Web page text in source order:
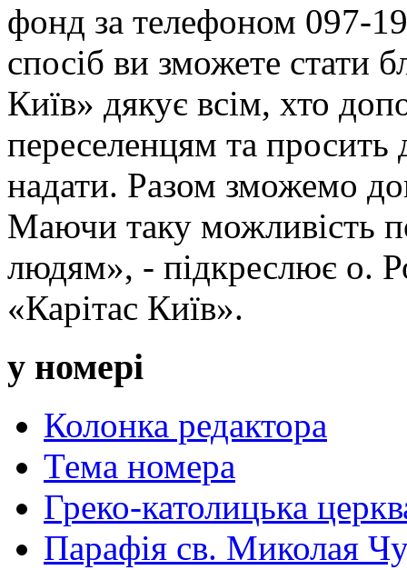
фонд за телефоном 097-
спосіб ви зможете стати
Київ» дякує всім, хто
переселенцям та
надати. Разом зможемо
Маючи таку можливість
людям», - підкреслює о.
«Карітас Київ».
у номері
Колонка редактора
Тема номера
Греко-католицька
Парафія св. Миколая